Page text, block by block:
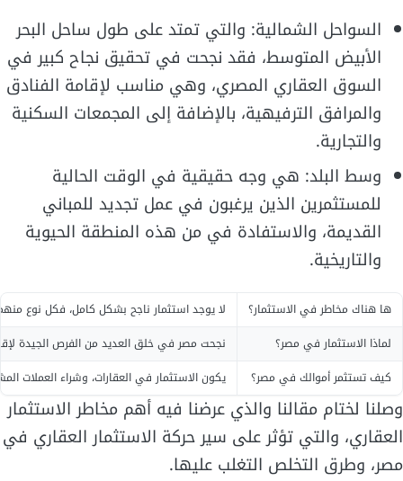
السواحل الشمالية: والتي تمتد على طول ساحل البحر
الأبيض المتوسط، فقد نجحت في تحقيق نجاح كبير في
السوق العقاري المصري، وهي مناسب لإقامة الفنادق
والمرافق الترفيهية، بالإضافة إلى المجمعات السكنية
والتجارية.
وسط البلد: هي وجه حقيقية في الوقت الحالية
للمستثمرين الذين يرغبون في عمل تجديد للمباني
القديمة، والاستفادة في من هذه المنطقة الحيوية
والتاريخية.
ها هناك مخاطر في الاستثمار؟
لا يوجد استثمار ناجح بشكل كامل، فكل نوع
لماذا الاستثمار في مصر؟
نجحت مصر في خلق العديد من الفرص الجيدة
كيف تستثمر أموالك في مصر؟
يكون الاستثمار في العقارات، وشراء العملات
وصلنا لختام مقالنا والذي عرضنا فيه أهم مخاطر الاستثمار
العقاري، والتي تؤثر على سير حركة الاستثمار العقاري في
مصر، وطرق التخلص التغلب عليها.